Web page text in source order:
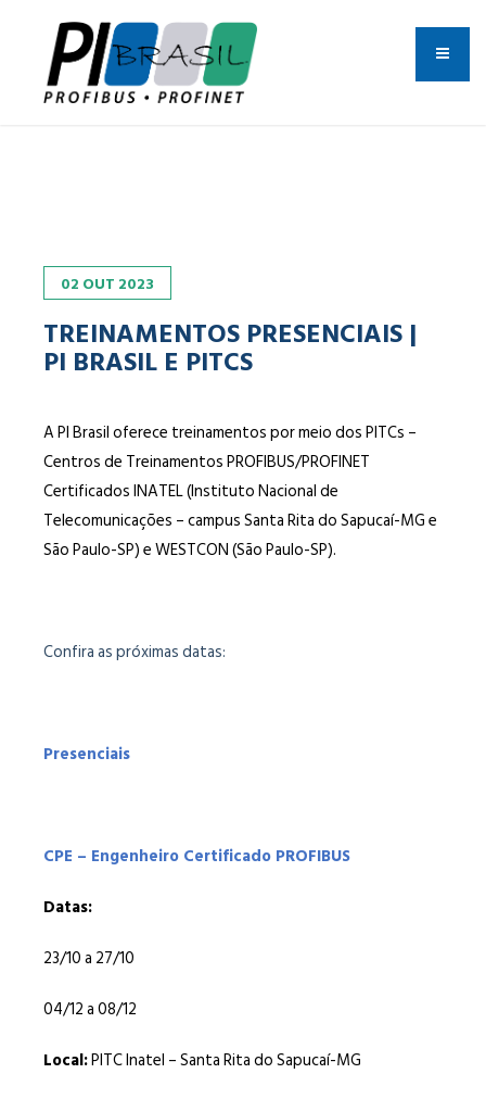
02 OUT 2023
TREINAMENTOS PRESENCIAIS |
PI BRASIL E PITCS
A PI Brasil oferece treinamentos por meio dos PITCs –
Centros de Treinamentos PROFIBUS/PROFINET
Certificados INATEL (Instituto Nacional de
Telecomunicações – campus Santa Rita do Sapucaí-MG e
São Paulo-SP) e WESTCON (São Paulo-SP).
Confira as próximas datas:
Presenciais
CPE – Engenheiro Certificado PROFIBUS
Datas:
23/10 a 27/10
04/12 a 08/12
Local:PITC Inatel – Santa Rita do Sapucaí-MG